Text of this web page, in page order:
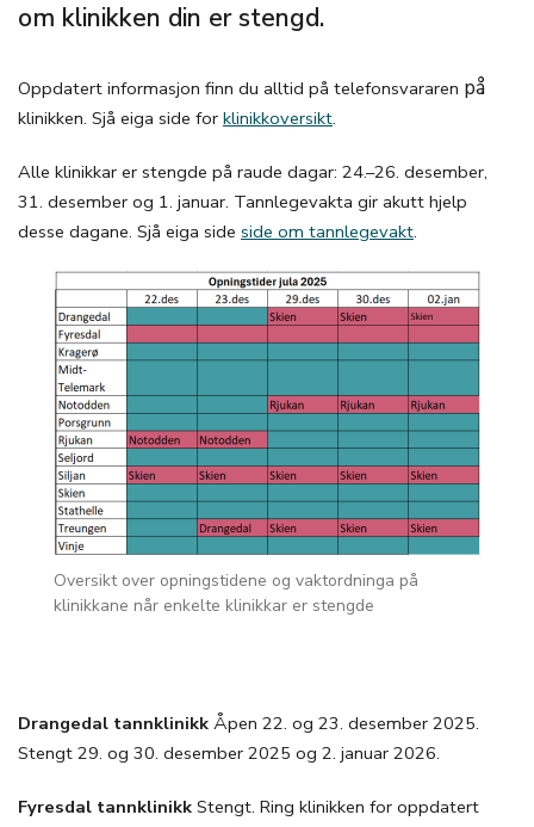
om klinikken din er stengd.
Oppdatert informasjon finn du alltid på telefonsvararen på
klinikken. Sjå eiga side for klinikkoversikt.
Alle klinikkar er stengde på raude dagar: 24.–26. desember,
31. desember og 1. januar. Tannlegevakta gir akutt hjelp
desse dagane. Sjå eiga side side om tannlegevakt.
Oversikt over opningstidene og vaktordninga på
klinikkane når enkelte klinikkar er stengde
Drangedal tannklinikk Åpen 22. og 23. desember 2025.
Stengt 29. og 30. desember 2025 og 2. januar 2026.
Fyresdal tannklinikk Stengt. Ring klinikken for oppdatert